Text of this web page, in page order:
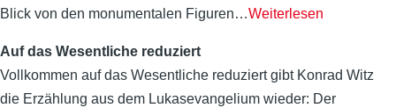
Blick von den monumentalen Figuren…Weiterlesen
Auf das Wesentliche reduziert
Vollkommen auf das Wesentliche reduziert gibt Konrad Witz
die Erzählung aus dem Lukasevangelium wieder: Der